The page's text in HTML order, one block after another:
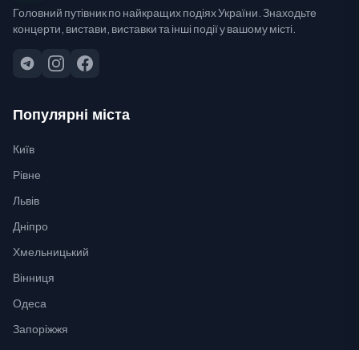
Головний путівник по найкращих подіях України. Знаходьте
концерти, вистави, виставки та інші події у вашому місті.
Популярні міста
Київ
Рівне
Львів
Дніпро
Хмельницький
Вінниця
Одеса
Запоріжжя